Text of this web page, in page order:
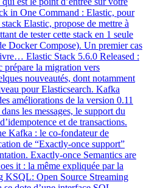
in One Command : Elastic, pour
Elastic, propose de mettre à
de tester cette stack en 1 seule
Docker Compose). Un premier cas
Elastic Stack 5.6.0 Released :
prépare la migration vers
nouveautés, dont notamment
pour Elasticsearch. Kafka
améliorations de la version 0.11
les messages, le support du
et de transactions.
Kafka : le co-fondateur de
de “Exactly-once support”
Exactly-once Semantics are
it : la même expliquée par la
Open Source Streaming